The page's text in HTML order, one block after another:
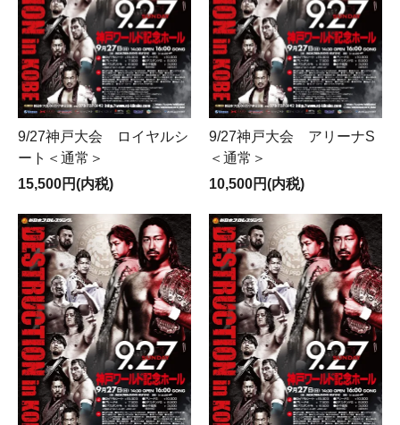
＜次回販売大会＞
～2026年度～
【秋の恒例ビックマッチ神戸大会のお知らせ】
■ 9月27日（日）神戸ワールド記念ホール PM 4:00 Gong!!
【絶賛発売中！！】
■7月29日（水）大阪・大和大学 大和アリーナ 『G1 CLIMAX
36』
【7/23受付終了します】
※「SOLDOUT」と表示された席種でも、予告なく後日追加販売
を行うこともございます。
※ 在庫数は全て連番での設定となります。
9/27神戸大会 ロイヤルシ
ート＜通常＞
15,500円(内税)
9/27神戸大会 アリーナS
＜通常＞
10,500円(内税)